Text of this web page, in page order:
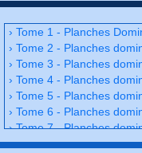
› Tome 1 - Planches
› Tome 2 - Planches
› Tome 3 - Planches
› Tome 4 - Planches
› Tome 5 - Planches
› Tome 6 - Planches
› Tome 7 - Planches
› Tome 8 - Planches